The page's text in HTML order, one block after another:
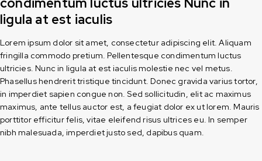
ligula at est iaculis
Lorem ipsum dolor sit amet, consectetur adipiscing elit. Aliquam
fringilla commodo pretium. Pellentesque condimentum luctus
ultricies. Nunc in ligula at est iaculis molestie nec vel metus.
Phasellus hendrerit tristique tincidunt. Donec gravida varius tortor,
in imperdiet sapien congue non. Sed sollicitudin, elit ac maximus
maximus, ante tellus auctor est, a feugiat dolor ex ut lorem. Mauris
porttitor efficitur felis, vitae eleifend risus ultrices eu. In semper
nibh malesuada, imperdiet justo sed, dapibus quam.